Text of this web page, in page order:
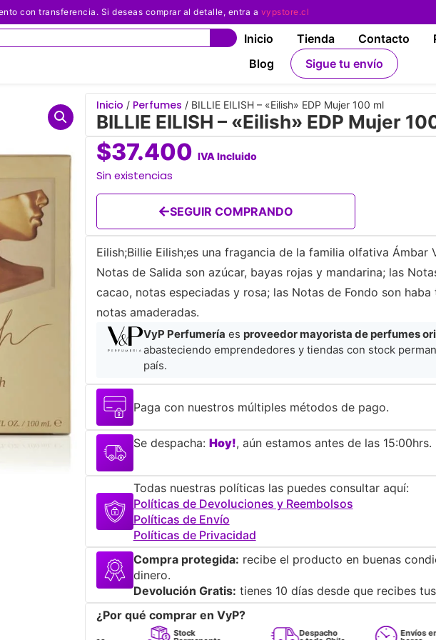
con transferencia. Si deseas comprar al detalle, entra a vypstore.cl
Inicio Tienda Contacto
Blog
Sigue tu envío
Inicio / Perfumes / BILLIE EILISH – «Eilish» EDP Mujer 100 ml
BILLIE EILISH – «Eilish» EDP Mujer
$37.400 IVA Incluido
Sin existencias
SEGUIR COMPRANDO
Eilish;Billie Eilish;es una fragancia de la familia olfativa Ámbar
Notas de Salida son azúcar, bayas rojas y mandarina; las
cacao, notas especiadas y rosa; las Notas de Fondo son
notas amaderadas.
VyP Perfumería es proveedor mayorista de perfumes
abasteciendo emprendedores y tiendas con stock
país.
Paga con nuestros múltiples métodos de pago.
Se despacha: Hoy!, aún estamos antes de las 15:00hrs.
Todas nuestras políticas las puedes consultar aquí:
Políticas de Devoluciones y Reembolsos
Políticas de Envío
Políticas de Privacidad
Compra protegida: recibe el producto en buenas
dinero.
Devolución Gratis: tienes 10 días desde que recibes
¿Por qué comprar en VyP?
Stock Despacho Envíos en